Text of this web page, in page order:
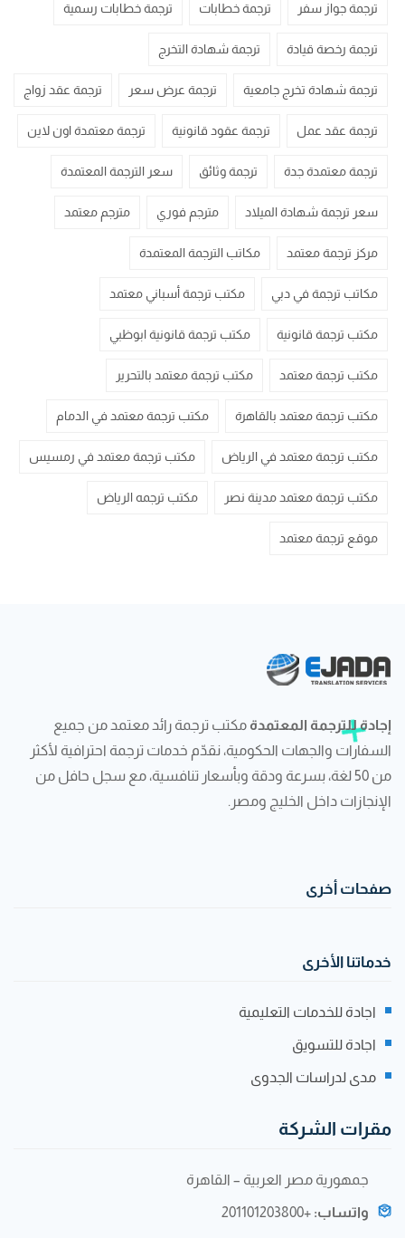
ترجمة جواز سفر ترجمة خطابات ترجمة خطابات رسمية
ترجمة رخصة قيادة ترجمة شهادة التخرج
ترجمة شهادة تخرج جامعية ترجمة عرض سعر ترجمة عقد زواج
ترجمة عقد عمل ترجمة عقود قانونية ترجمة معتمدة اون لاين
ترجمة معتمدة جدة ترجمة وثائق سعر الترجمة المعتمدة
سعر ترجمة شهادة الميلاد مترجم فوري مترجم معتمد
مركز ترجمة معتمد مكاتب الترجمة المعتمدة
مكاتب ترجمة في دبي مكتب ترجمة أسباني معتمد
مكتب ترجمة قانونية مكتب ترجمة قانونية ابوظبي
مكتب ترجمة معتمد مكتب ترجمة معتمد بالتحرير
مكتب ترجمة معتمد بالقاهرة مكتب ترجمة معتمد في الدمام
مكتب ترجمة معتمد في الرياض مكتب ترجمة معتمد في رمسيس
مكتب ترجمة معتمد مدينة نصر مكتب ترجمه الرياض
موقع ترجمة معتمد
إجادة للترجمة المعتمدة مكتب ترجمة رائد معتمد من جميع
السفارات والجهات الحكومية، نقدّم خدمات ترجمة احترافية لأكثر
من 50 لغة، بسرعة ودقة وبأسعار تنافسية، مع سجل حافل من
الإنجازات داخل الخليج ومصر.
صفحات أخرى
خدماتنا الأخرى
اجادة للخدمات التعليمية
اجادة للتسويق
مدى لدراسات الجدوى
مقرات الشركة
جمهورية مصر العربية – القاهرة
واتساب: +201101203800